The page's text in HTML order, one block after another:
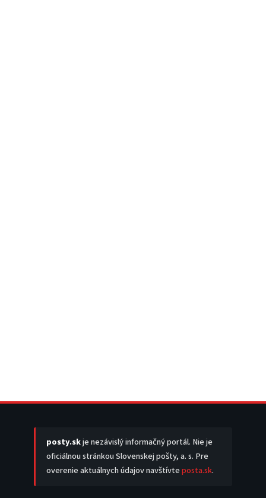
posty.skje nezávislý informačný portál. Nie je
oficiálnou stránkou Slovenskej pošty, a. s. Pre
overenie aktuálnych údajov navštívteposta.sk.